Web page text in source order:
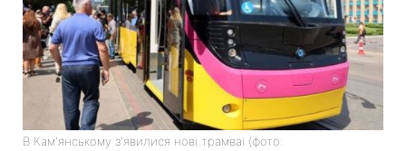
В Кам'янському з'явилися нові трамваї (фото: